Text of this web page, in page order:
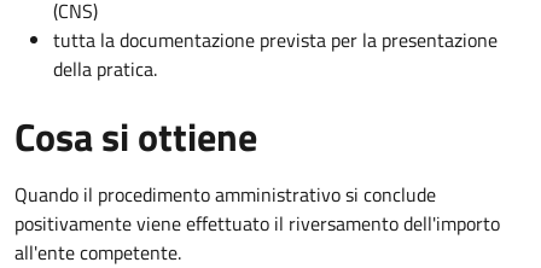
(CNS)
tutta la documentazione prevista per la presentazione
della pratica.
Cosa si ottiene
Quando il procedimento amministrativo si conclude
positivamente viene effettuato il riversamento dell'importo
all'ente competente.